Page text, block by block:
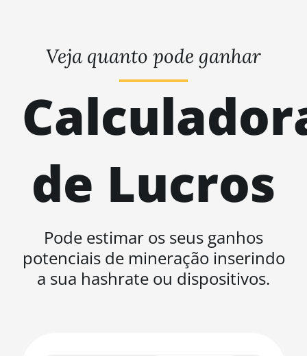
Veja quanto pode ganhar
de Lucros
Pode estimar os seus ganhos
potenciais de mineração inserindo
a sua hashrate ou dispositivos.